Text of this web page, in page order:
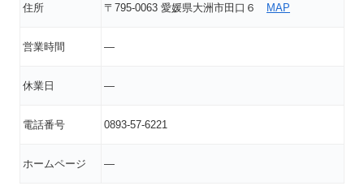
住所 〒795-0063 愛媛県大洲市田口６ MAP
営業時間 ―
休業日 ―
電話番号 0893-57-6221
ホームページ ―